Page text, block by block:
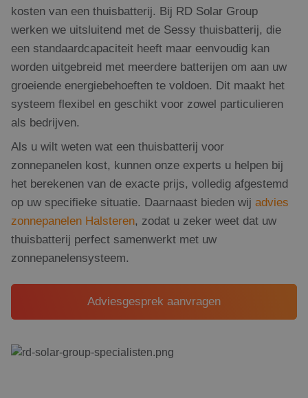
kosten van een thuisbatterij. Bij RD Solar Group
werken we uitsluitend met de Sessy thuisbatterij, die
een standaardcapaciteit heeft maar eenvoudig kan
worden uitgebreid met meerdere batterijen om aan uw
groeiende energiebehoeften te voldoen. Dit maakt het
systeem flexibel en geschikt voor zowel particulieren
als bedrijven.
Als u wilt weten wat een thuisbatterij voor
zonnepanelen kost, kunnen onze experts u helpen bij
het berekenen van de exacte prijs, volledig afgestemd
op uw specifieke situatie. Daarnaast bieden wij advies
zonnepanelen Halsteren, zodat u zeker weet dat uw
thuisbatterij perfect samenwerkt met uw
zonnepanelensysteem.
Adviesgesprek aanvragen